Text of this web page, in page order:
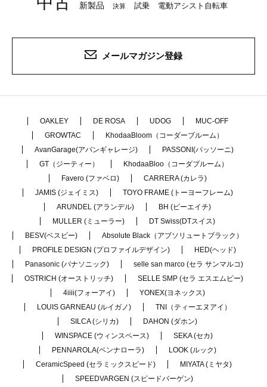
新製品 決算 試乗 電動アシスト自転車
メールマガジン登録
OAKLEY DE ROSA UDOG
MUC-OFF
GROWTAC
KhodaaBloom（コーダーブルーム）
AvanGarage(アバンギャレージ)
PASSONI(パッソーニ)
GT（ジーティー）
KhodaaBloo（コーダブルーム）
Favero (ファベロ)
CARRERA (カレラ)
JAMIS (ジェイミス)
TOYO FRAME (トーヨーフレーム)
ARUNDEL (アランデル)
BH (ビーエイチ)
MULLER (ミューラー)
DT Swiss(DTスイス)
BESV(ベスビー)
Absolute Black（アブソリュートブラック）
PROFILE DESIGN (プロファイルデザイン)
HED(ヘッド)
Panasonic (パナソニック)
selle san marco (セラ サンマルコ)
OSTRICH (オーストリッチ)
SELLE SMP (セラ エスエムピー)
4iiii(フォーアイ)
YONEX(ヨネックス)
LOUIS GARNEAU (ルイガノ)
TNI（ティーエヌアイ）
SILCA (シリカ)
DAHON (ダホン)
WINSPACE (ウィンスペース)
SEKA (セカ)
PENNAROLA(ペンナローラ)
LOOK (ルック)
CeramicSpeed (セラミックスピード)
MIYATA (ミヤタ)
SPEEDVARGEN (スピードバーゲン)